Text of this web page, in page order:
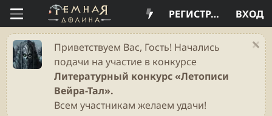
ВХОД
РЕГИСТРАЦИЯ
Приветствуем Вас, Гость! Начались
подачи на участие в конкурсе
Литературный конкурс «Летописи
Вейра-Тал».
Всем участникам желаем удачи!